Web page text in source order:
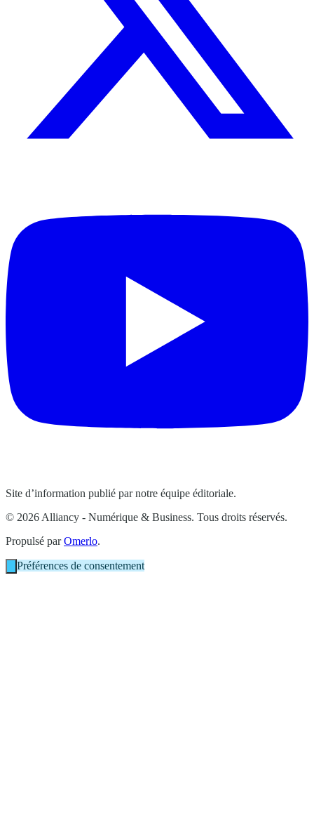
Site d’information publié par notre équipe éditoriale.
© 2026 Alliancy - Numérique & Business. Tous droits réservés.
Propulsé parOmerlo.
Préférences de consentement